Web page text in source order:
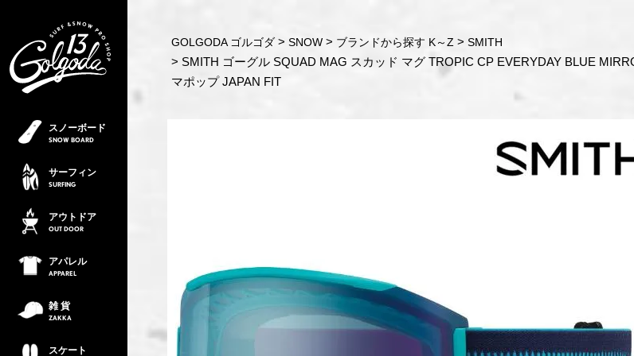
スノーボード
SNOW BOARD
サーフィン
SURFING
アウトドア
OUT DOOR
アパレル
APPAREL
雑 貨
ZAKKA
スケート
GOLGODA ゴルゴダ SNOW ブランドから探す K～Z SMITH
SMITH ゴーグル SQUAD MAG スカッド マグ TROPIC CP EVERYDAY BLUE
マポップ JAPAN FIT